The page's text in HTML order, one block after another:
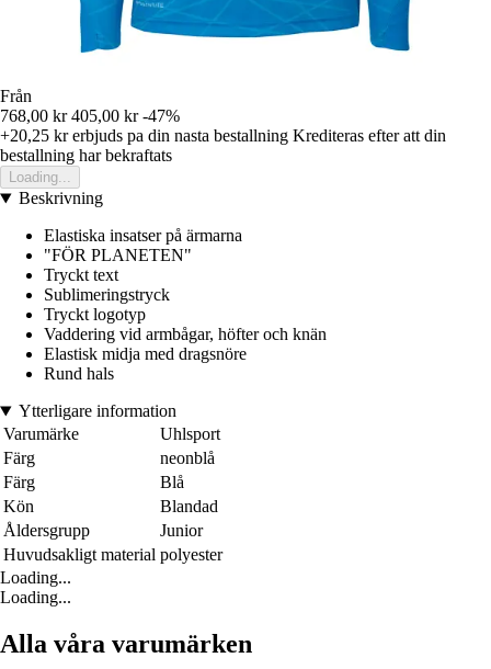
Från
768,00 kr 405,00 kr -47%
+20,25 krerbjuds pa din nasta bestallning Krediteras efter att din
bestallning har bekraftats
Loading...
Beskrivning
Elastiska insatser på ärmarna
"FÖR PLANETEN"
Tryckt text
Sublimeringstryck
Tryckt logotyp
Vaddering vid armbågar, höfter och knän
Elastisk midja med dragsnöre
Rund hals
Ytterligare information
Varumärke
Uhlsport
Färg
neonblå
Färg
Blå
Kön
Blandad
Åldersgrupp
Junior
Huvudsakligt material polyester
Loading...
Loading...
Alla våra varumärken